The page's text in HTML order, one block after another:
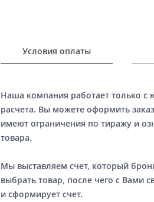
Условия оплаты
Наша компания работает только
расчета. Вы можете оформить
имеют ограничения по тиражу и
товара.
Мы выставляем счет, который
выбрать товар, после чего с Вами
и сформирует счет.